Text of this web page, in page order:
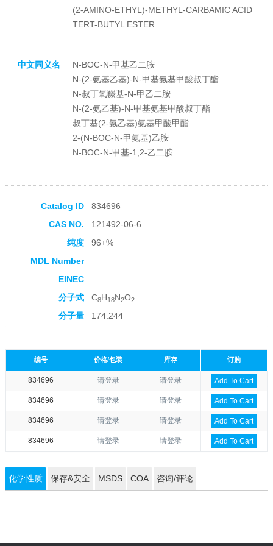
(2-AMINO-ETHYL)-METHYL-CARBAMIC ACID
TERT-BUTYL ESTER
中文同义名
N-BOC-N-甲基乙二胺
N-(2-氨基乙基)-N-甲基氨基甲酸叔丁酯
N-叔丁氧羰基-N-甲乙二胺
N-(2-氨乙基)-N-甲基氨基甲酸叔丁酯
叔丁基(2-氨乙基)氨基甲酸甲酯
2-(N-BOC-N-甲氨基)乙胺
N-BOC-N-甲基-1,2-乙二胺
Catalog ID
834696
CAS NO.
121492-06-6
纯度
96+%
MDL Number
EINEC
分子式
C8H18N2O2
分子量 174.244
编号 价格/包装 库存 订购
834696 请登录 请登录 Add To Cart
834696 请登录 请登录 Add To Cart
834696 请登录 请登录 Add To Cart
834696 请登录 请登录 Add To Cart
化学性质 保存&安全 MSDS COA 咨询/评论